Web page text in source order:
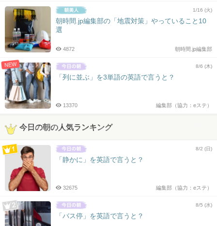
1/16 (火)
朝時間.jp編集部の「地震対策」やっていること10
選
朝時間.jp編集部
4872
NEW 8/6 (木)
「列に並ぶ」を3単語の英語で言うと？
編集部（協力：eステ）
13370
今日の朝の人気ランキング
8/2 (日)
「静かに」を英語で言うと？
編集部（協力：eステ）
32675
8/5 (水)
「バス停」を英語で言うと？